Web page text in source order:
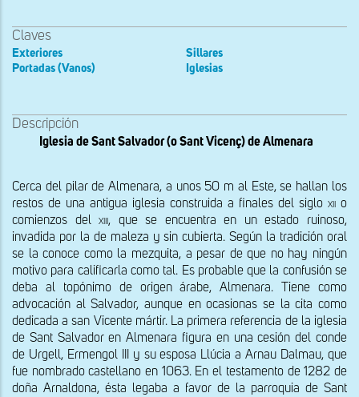
Claves
Exteriores
Portadas (Vanos)
Sillares
Iglesias
Descripción
Iglesia de Sant Salvador (o Sant Vicenç) de Almenara
Cerca del pilar de Almenara, a unos 50 m al Este, se hallan los
restos de una antigua iglesia construida a finales del siglo xii o
comienzos del xiii, que se encuentra en un estado ruinoso,
invadida por la de maleza y sin cubierta. Según la tradición oral
se la conoce como la mezquita, a pesar de que no hay ningún
motivo para calificarla como tal. Es probable que la confusión se
deba al topónimo de origen árabe, Almenara. Tiene como
advocación al Salvador, aunque en ocasionas se la cita como
dedicada a san Vicente mártir. La primera referencia de la iglesia
de Sant Salvador en Almenara figura en una cesión del conde
de Urgell, Ermengol III y su esposa Llúcia a Arnau Dalmau, que
fue nombrado castellano en 1063. En el testamento de 1282 de
doña Arnaldona, ésta legaba a favor de la parroquia de Sant